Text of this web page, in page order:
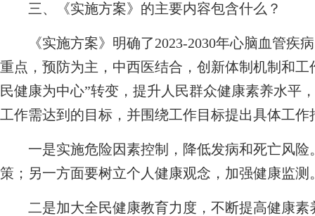
三、《实施方案》的主要内容包含什么？
《实施方案》明确了2023-2030年心脑血管疾
重点，预防为主，中西医结合，创新体制机制和
民健康为中心”转变，提升人民群众健康素养水平
工作需达到的目标，并围绕工作目标提出具体工作
一是实施危险因素控制，降低发病和死亡风险
策；另一方面要树立个人健康观念，加强健康监测
二是加大全民健康教育力度，不断提高健康素